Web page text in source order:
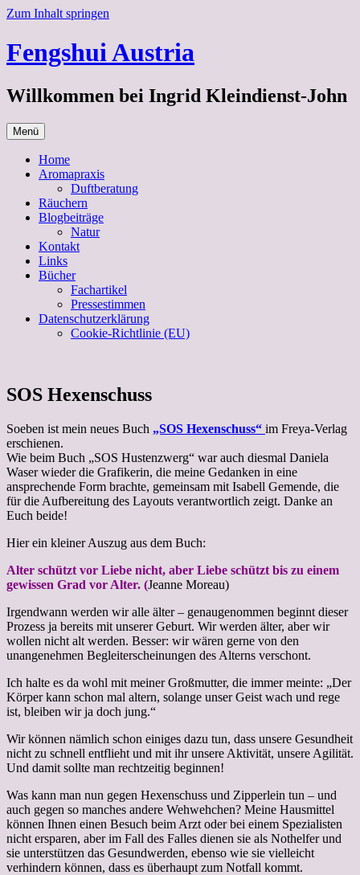
Zum Inhalt springen
Fengshui Austria
Willkommen bei Ingrid Kleindienst-John
Menü
Home
Aromapraxis
Duftberatung
Räuchern
Blogbeiträge
Natur
Kontakt
Links
Bücher
Fachartikel
Pressestimmen
Datenschutzerklärung
Cookie-Richtlinie (EU)
SOS Hexenschuss
Soeben ist mein neues Buch „SOS Hexenschuss“ im Freya-Verlag
erschienen.
Wie beim Buch „SOS Hustenzwerg“ war auch diesmal Daniela
Waser wieder die Grafikerin, die meine Gedanken in eine
ansprechende Form brachte, gemeinsam mit Isabell Gemende, die
für die Aufbereitung des Layouts verantwortlich zeigt. Danke an
Euch beide!
Hier ein kleiner Auszug aus dem Buch:
Alter schützt vor Liebe nicht, aber Liebe schützt bis zu einem
gewissen Grad vor Alter. (Jeanne Moreau)
Irgendwann werden wir alle älter – genaugenommen beginnt dieser
Prozess ja bereits mit unserer Geburt. Wir werden älter, aber wir
wollen nicht alt werden. Besser: wir wären gerne von den
unangenehmen Begleiterscheinungen des Alterns verschont.
Ich halte es da wohl mit meiner Großmutter, die immer meinte: „Der
Körper kann schon mal altern, solange unser Geist wach und rege
ist, bleiben wir ja doch jung.“
Wir können nämlich schon einiges dazu tun, dass unsere Gesundheit
nicht zu schnell entflieht und mit ihr unsere Aktivität, unsere Agilität.
Und damit sollte man rechtzeitig beginnen!
Was kann man nun gegen Hexenschuss und Zipperlein tun – und
auch gegen so manches andere Wehwehchen? Meine Hausmittel
können Ihnen einen Besuch beim Arzt oder bei einem Spezialisten
nicht ersparen, aber im Fall des Falles dienen sie als Nothelfer und
sie unterstützen das Gesundwerden, ebenso wie sie vielleicht
verhindern können, dass es überhaupt zum Notfall kommt.